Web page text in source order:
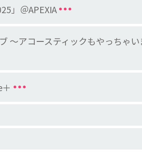
」＠APEXIA
～アコースティックもやっちゃ